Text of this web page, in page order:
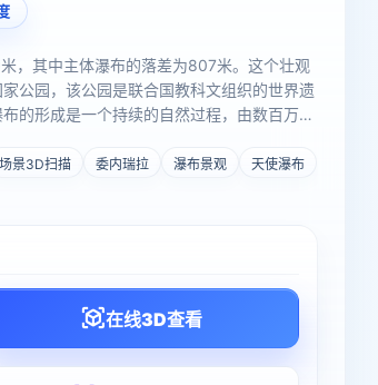
，其中主体瀑布的落差为807米。这个壮观
公园，该公园是联合国教科文组织的世界遗
的形成是一个持续的自然过程，由数百万年
场景3D扫描 委内瑞拉 瀑布景观
天使瀑布
在线3D查看